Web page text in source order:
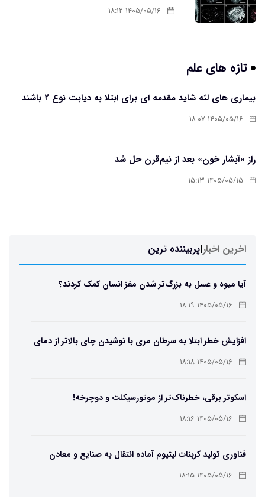
۱۴۰۵/۰۵/۱۶ ۱۸:۱۲
تازه های علم
بیماری های لثه شاید مقدمه ای برای ابتلا به دیابت نوع ۲ باشند
۱۴۰۵/۰۵/۱۶ ۱۸:۰۷
راز «آبشار خون» بعد از نیم‌قرن حل شد
۱۴۰۵/۰۵/۱۵ ۱۵:۱۳
اخرین اخبار|پربیننده ترین
آیا میوه و عسل به بزرگ‌تر شدن مغز انسان کمک کردند؟
۱۴۰۵/۰۵/۱۶ ۱۸:۱۹
افزایش خطر ابتلا به سرطان مری با نوشیدن چای بالاتر از دمای
۶۵ درجه ۱۴۰۵/۰۵/۱۶ ۱۸:۱۸
اسکوتر برقی، خطرناک‌تر از موتورسیکلت و دوچرخه!
۱۴۰۵/۰۵/۱۶ ۱۸:۱۶
فناوری تولید کربنات لیتیوم آماده انتقال به صنایع و معادن
است۱۴۰۵/۰۵/۱۶ ۱۸:۱۵